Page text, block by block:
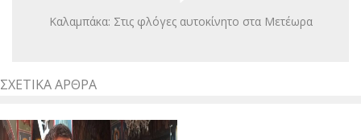
Καλαμπάκα: Στις φλόγες αυτοκίνητο στα Μετέωρα
ΣΧΕΤΙΚΆ ΆΡΘΡΑ